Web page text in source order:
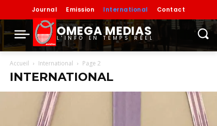
Journal Emission International Contact
OMEGA MEDIAS
L'INFO EN TEMPS RÉEL
Accueil International Page 2
INTERNATIONAL